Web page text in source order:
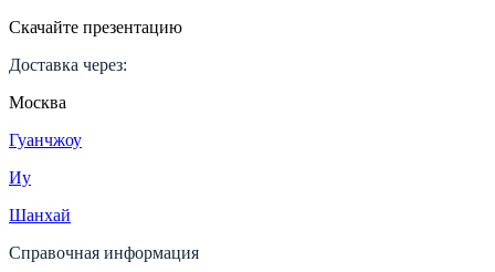
Скачайте презентацию
Доставка через:
Москва
Гуанчжоу
Иу
Шанхай
Справочная информация